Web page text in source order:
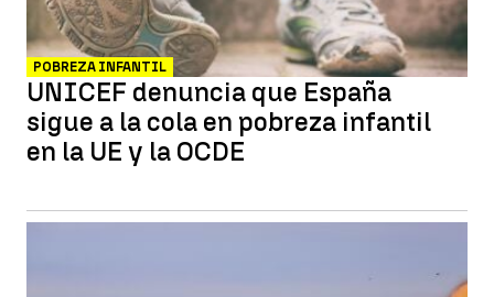
POBREZA INFANTIL
UNICEF denuncia que España
sigue a la cola en pobreza infantil
en la UE y la OCDE